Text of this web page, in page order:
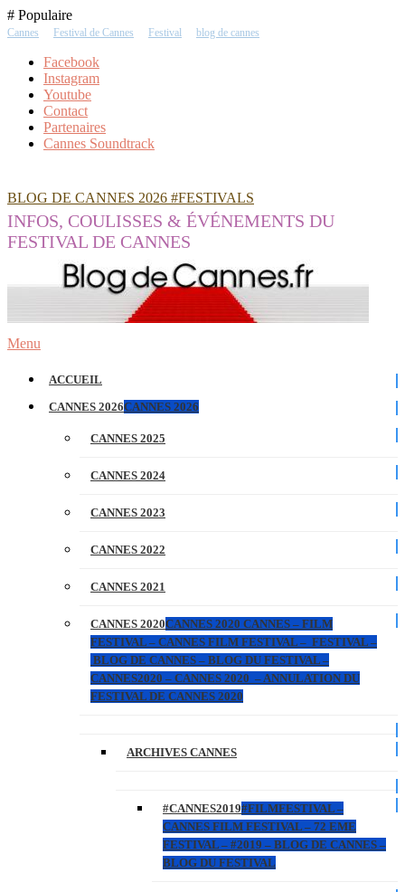
Skip
To
# Populaire
Cannes Festival de Cannes Festival blog de cannes
Facebook
Instagram
Youtube
Contact
Partenaires
Cannes Soundtrack
BLOG DE CANNES 2026 #FESTIVALS
INFOS, COULISSES & ÉVÉNEMENTS DU
FESTIVAL DE CANNES
Menu
ACCUEIL
CANNES 2026CANNES 2026
CANNES 2025
CANNES 2024
CANNES 2023
CANNES 2022
CANNES 2021
CANNES 2020CANNES 2020 CANNES – FILM
FESTIVAL – CANNES FILM FESTIVAL – FESTIVAL –
BLOG DE CANNES – BLOG DU FESTIVAL –
CANNES2020 – CANNES 2020 – ANNULATION DU
FESTIVAL DE CANNES 2020
ARCHIVES CANNES
#CANNES2019#FILMFESTIVAL –
CANNES FILM FESTIVAL – 72 EME
FESTIVAL – #2019 – BLOG DE CANNES –
BLOG DU FESTIVAL